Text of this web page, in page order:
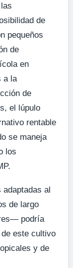
de
pequeños
de
en
a la
de
el lúpulo
rentable
se maneja
los
al
de largo
podría
este cultivo
y de